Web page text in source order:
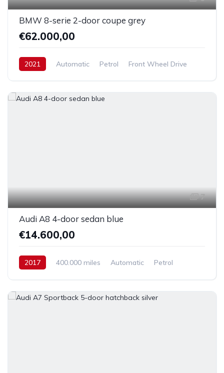
BMW 8-serie 2-door coupe grey
€62.000,00
2021 Automatic Petrol Front Wheel Drive
7
Audi A8 4-door sedan blue
€14.600,00
2017 400.000 miles Automatic
Petrol